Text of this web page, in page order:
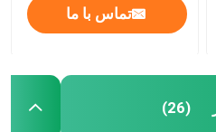
تماس با ما
(26)